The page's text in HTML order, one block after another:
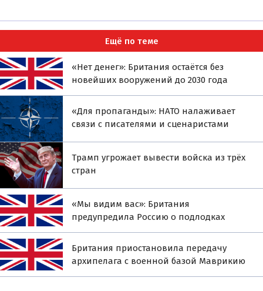
Ещё по теме
«Нет денег»: Британия остаётся без
новейших вооружений до 2030 года
«Для пропаганды»: НАТО налаживает
связи с писателями и сценаристами
Трамп угрожает вывести войска из трёх
стран
«Мы видим вас»: Британия
предупредила Россию о подлодках
Британия приостановила передачу
архипелага с военной базой Маврикию